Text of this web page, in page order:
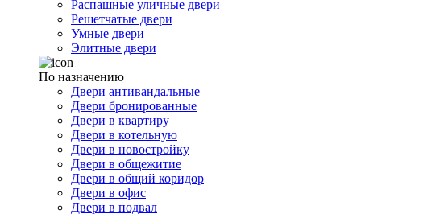
Распашные уличные двери
Решетчатые двери
Умные двери
Элитные двери
По назначению
Двери антивандальные
Двери бронированные
Двери в квартиру
Двери в котельную
Двери в новостройку
Двери в общежитие
Двери в общий коридор
Двери в офис
Двери в подвал